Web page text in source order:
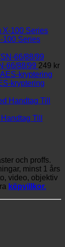
100 Series
66/88/99 249 kr
kryptering
Till
och proffs.
minst 1 års
video, objektiv
köpvillkor.